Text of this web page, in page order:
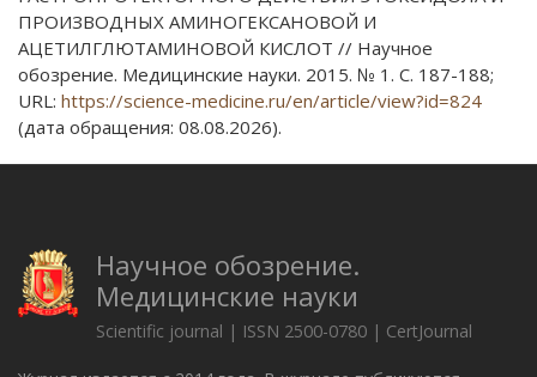
ПРОИЗВОДНЫХ АМИНОГЕКСАНОВОЙ И
АЦЕТИЛГЛЮТАМИНОВОЙ КИСЛОТ // Научное
обозрение. Медицинские науки. 2015. № 1. С. 187-188;
URL: https://science-medicine.ru/en/article/view?id=824
(дата обращения: 08.08.2026).
Научное обозрение.
Медицинские науки
Scientific journal | ISSN 2500-0780 | CertJournal